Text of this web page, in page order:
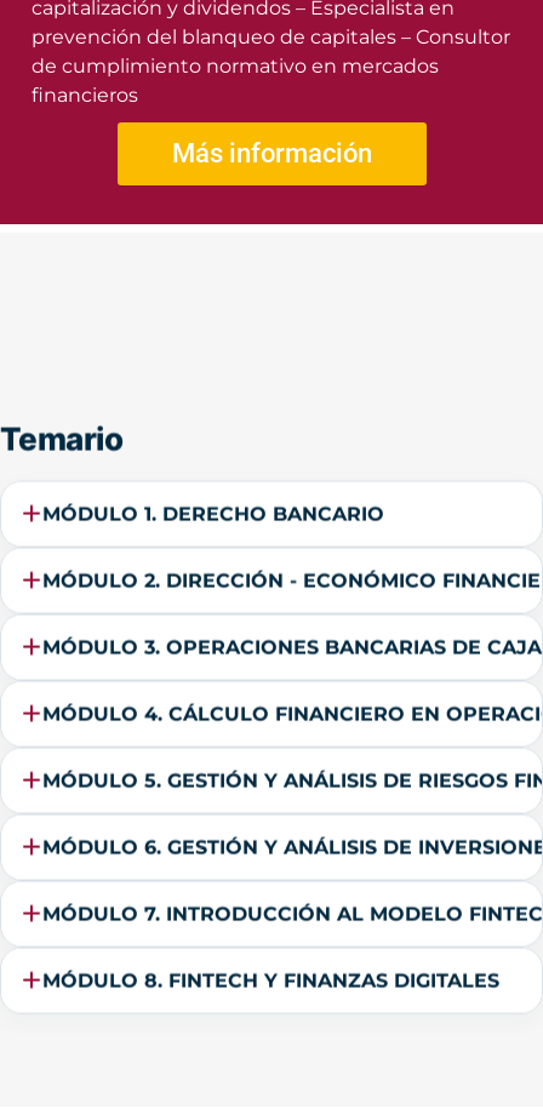
capitalización y dividendos – Especialista en
prevención del blanqueo de capitales – Consultor
de cumplimiento normativo en mercados
financieros
Más información
Temario
MÓDULO 1. DERECHO BANCARIO
MÓDULO 2. DIRECCIÓN - ECONÓMICO
MÓDULO 3. OPERACIONES BANCARIAS DE CAJA
MÓDULO 4. CÁLCULO FINANCIERO EN
MÓDULO 5. GESTIÓN Y ANÁLISIS DE RIESGOS
MÓDULO 6. GESTIÓN Y ANÁLISIS DE
MÓDULO 7. INTRODUCCIÓN AL MODELO
MÓDULO 8. FINTECH Y FINANZAS DIGITALES